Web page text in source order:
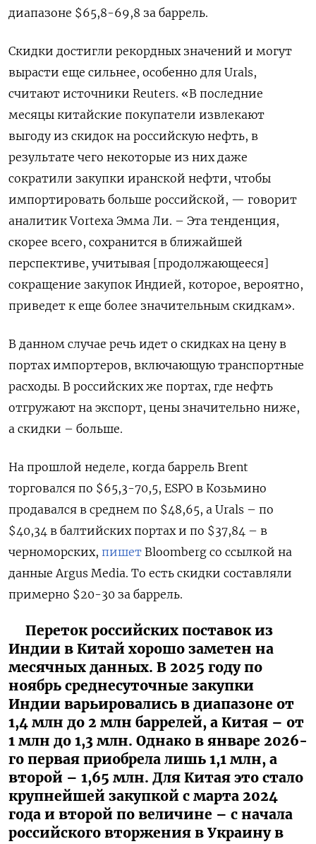
диапазоне $65,8-69,8 за баррель.
Скидки достигли рекордных значений и могут
вырасти еще сильнее, особенно для Urals,
считают источники Reuters. «В последние
месяцы китайские покупатели извлекают
выгоду из скидок на российскую нефть, в
результате чего некоторые из них даже
сократили закупки иранской нефти, чтобы
импортировать больше российской, — говорит
аналитик Vortexa Эмма Ли. – Эта тенденция,
скорее всего, сохранится в ближайшей
перспективе, учитывая [продолжающееся]
сокращение закупок Индией, которое, вероятно,
приведет к еще более значительным скидкам».
В данном случае речь идет о скидках на цену в
портах импортеров, включающую транспортные
расходы. В российских же портах, где нефть
отгружают на экспорт, цены значительно ниже,
а скидки – больше.
На прошлой неделе, когда баррель Brent
торговался по $65,3-70,5, ESPO в Козьмино
продавался в среднем по $48,65, а Urals – по
$40,34 в балтийских портах и по $37,84 – в
черноморских, пишет Bloomberg со ссылкой на
данные Argus Media. То есть скидки составляли
примерно $20-30 за баррель.
Переток российских поставок из
Индии в Китай хорошо заметен на
месячных данных. В 2025 году по
ноябрь среднесуточные закупки
Индии варьировались в диапазоне от
1,4 млн до 2 млн баррелей, а Китая – от
1 млн до 1,3 млн. Однако в январе 2026-
го первая приобрела лишь 1,1 млн, а
второй – 1,65 млн. Для Китая это стало
крупнейшей закупкой с марта 2024
года и второй по величине – с начала
российского вторжения в Украину в